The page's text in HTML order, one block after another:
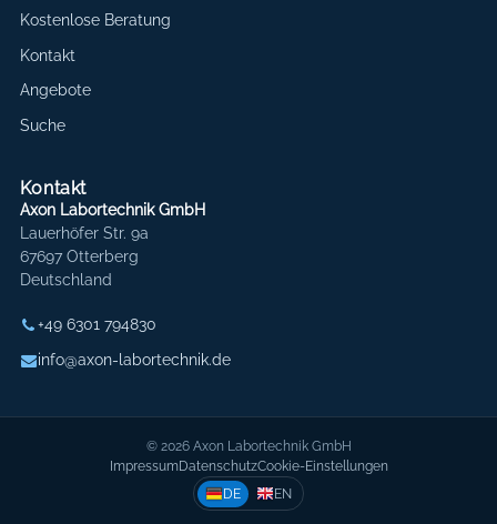
Kostenlose Beratung
Kontakt
Angebote
Suche
Kontakt
Axon Labortechnik GmbH
Lauerhöfer Str. 9a
67697 Otterberg
Deutschland
+49 6301 794830
info@axon-labortechnik.de
© 2026 Axon Labortechnik GmbH
ImpressumDatenschutzCookie-Einstellungen
DE
EN